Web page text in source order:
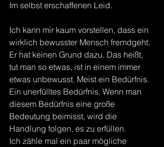
Im selbst erschaffenen Leid.
Ich kann mir kaum vorstellen, dass ein
wirklich bewusster Mensch fremdgeht.
Er hat keinen Grund dazu. Das heißt,
tut man so etwas, ist in einem immer
etwas unbewusst. Meist ein Bedürfnis.
Ein unerfülltes Bedürfnis. Wenn man
diesem Bedürfnis eine große
Bedeutung beimisst, wird die
Handlung folgen, es zu erfüllen.
Ich zähle mal ein paar mögliche